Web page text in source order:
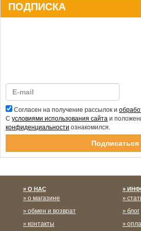
ПОДПИСКА
Согласен на получение рассылок и
С условиями использования сайта и
конфиденциальности ознакомился.
О НАС
о магазине
обмен и возврат
контакты
блог